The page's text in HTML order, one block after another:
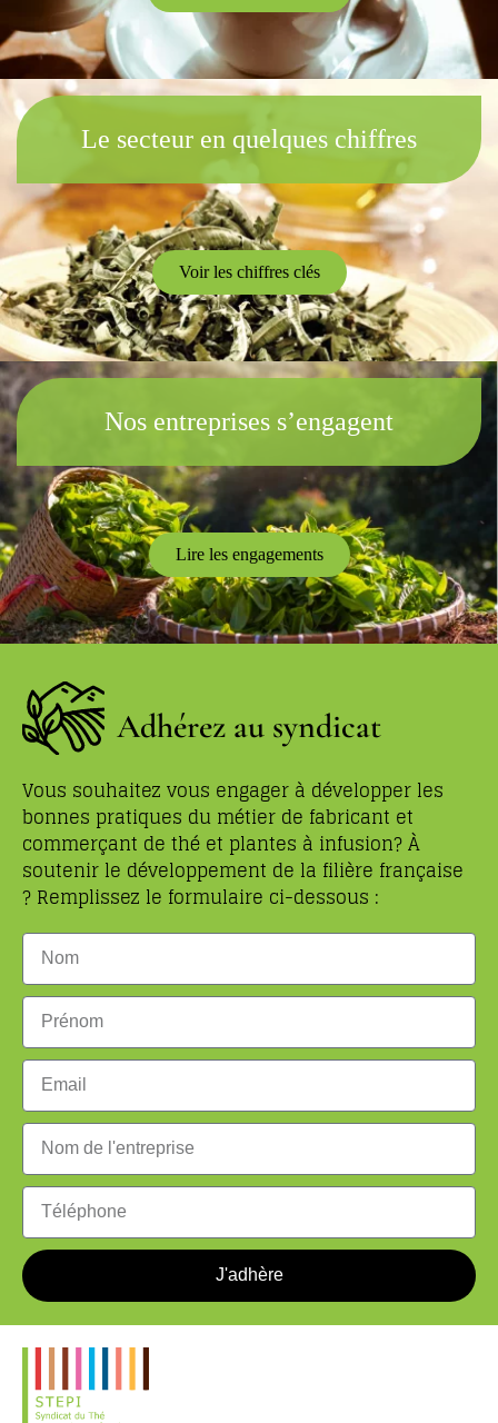
Le secteur en quelques chiffres
Voir les chiffres clés
Nos entreprises s’engagent
Lire les engagements
Adhérez au syndicat
Vous souhaitez vous engager à développer les
bonnes pratiques du métier de fabricant et
commerçant de thé et plantes à infusion? À
soutenir le développement de la filière française
? Remplissez le formulaire ci-dessous :
J'adhère